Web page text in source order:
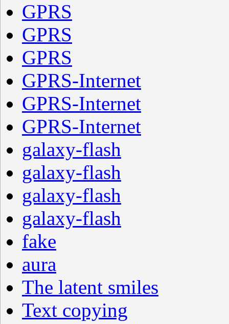
GPRS
GPRS
GPRS
GPRS-Internet
GPRS-Internet
GPRS-Internet
galaxy-flash
galaxy-flash
galaxy-flash
galaxy-flash
fake
aura
The latent smiles
Text copying